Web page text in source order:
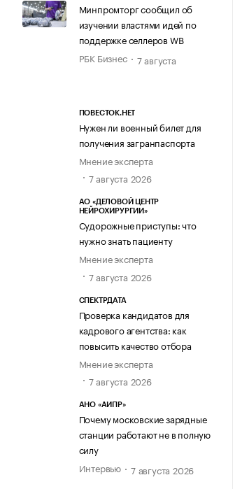
Минпромторг сообщил об
изучении властями идей по
поддержке селлеров WB
РБК Бизнес
7 августа
ПОВЕСТОК.НЕТ
Нужен ли военный билет для
получения загранпаспорта
Мнение эксперта
7 августа 2026
АО «ДЕЛОВОЙ ЦЕНТР
НЕЙРОХИРУРГИИ»
Судорожные приступы: что
нужно знать пациенту
Мнение эксперта
7 августа 2026
СПЕКТРДАТА
Проверка кандидатов для
кадрового агентства: как
повысить качество отбора
Мнение эксперта
7 августа 2026
АНО «АИПР»
Почему московские зарядные
станции работают не в полную
силу
Интервью
7 августа 2026